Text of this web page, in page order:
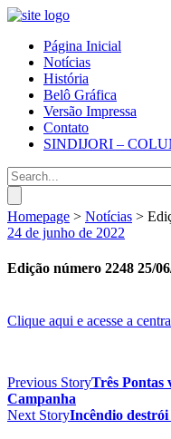
Página Inicial
Notícias
História
Belô Gráfica
Versão Impressa
Contato
SINDIJORI –
Homepage > Notícias >
24 de junho de 2022
Edição número 2248 25/
Clique aqui e acesse a
Previous StoryTrês
Campanha
Next StoryIncêndio